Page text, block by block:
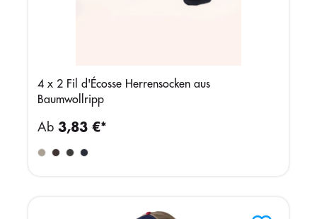
4 x 2 Fil d'Écosse Herrensocken aus
Baumwollripp
Ab 3,83 €*